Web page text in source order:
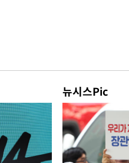
뉴시스Pic